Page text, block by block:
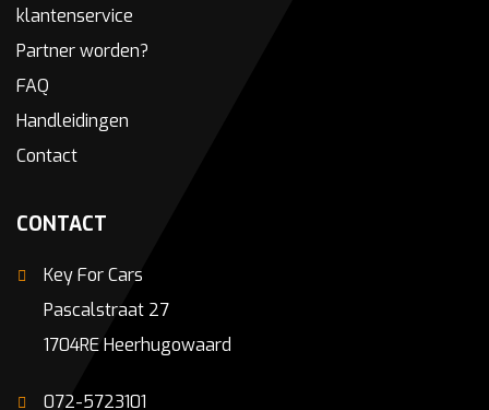
klantenservice
Partner worden?
FAQ
Handleidingen
Contact
CONTACT
Key For Cars
Pascalstraat 27
1704RE Heerhugowaard
072-5723101